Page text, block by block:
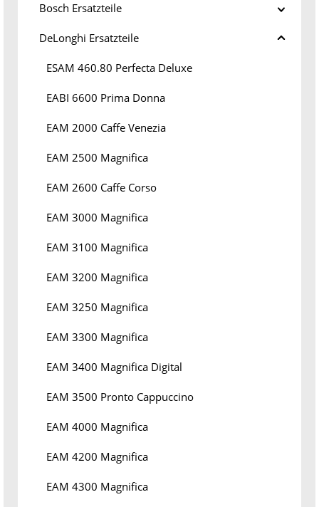
Bosch Ersatzteile
DeLonghi Ersatzteile
ESAM 460.80 Perfecta Deluxe
EABI 6600 Prima Donna
EAM 2000 Caffe Venezia
EAM 2500 Magnifica
EAM 2600 Caffe Corso
EAM 3000 Magnifica
EAM 3100 Magnifica
EAM 3200 Magnifica
EAM 3250 Magnifica
EAM 3300 Magnifica
EAM 3400 Magnifica Digital
EAM 3500 Pronto Cappuccino
EAM 4000 Magnifica
EAM 4200 Magnifica
EAM 4300 Magnifica